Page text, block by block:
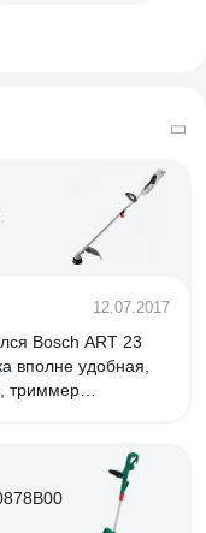
12.07.2017
Bosch ART 23
вполне удобная,
триммер
опция, знаю
подачей), сделан
ограничительный